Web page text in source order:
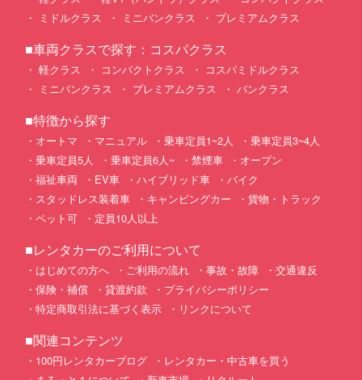
ミドルクラス
ミニバンクラス プレミアムクラス
■車両クラスで探す：コスパクラス
軽クラス コンパクトクラス
コスパミドルクラス
ミニバンクラス
プレミアムクラス バンクラス
■特徴から探す
オートマ マニュアル 乗車定員1~2人
乗車定員3~4人
乗車定員5人
乗車定員6人~ 禁煙車
オープン
福祉車両
EV車 ハイブリッド車
バイク
スタッドレス装着車
キャンピングカー
貨物・トラック
ペット可
定員10人以上
■レンタカーのご利用について
はじめての方へ ご利用の流れ 事故・故障
交通違反
保険・補償
貸渡約款
プライバシーポリシー
特定商取引法に基づく表示
リンクについて
■関連コンテンツ
100円レンタカーブログ
レンタカー・中古車を買う